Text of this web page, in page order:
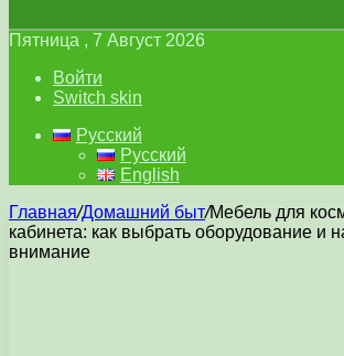
Пятница , 7 Август 2026
Войти
Switch skin
Русский
Русский
English
Главная/Домашний быт/Мебель для
кабинета: как выбрать оборудование и
внимание